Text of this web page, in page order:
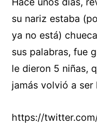
su nariz estaba
ya no está)
sus palabras, fue
le dieron 5 niñas,
jamás volvió a ser
https://